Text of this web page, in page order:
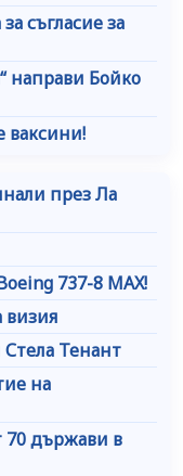
съгласие за
направи Бойко
ваксини!
през Ла
737-8 MAX!
визия
Тенант
на
70 държави в